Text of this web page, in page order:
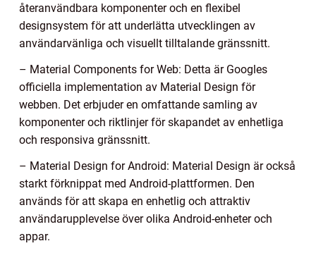
återanvändbara komponenter och en flexibel
designsystem för att underlätta utvecklingen av
användarvänliga och visuellt tilltalande gränssnitt.
– Material Components for Web: Detta är Googles
officiella implementation av Material Design för
webben. Det erbjuder en omfattande samling av
komponenter och riktlinjer för skapandet av enhetliga
och responsiva gränssnitt.
– Material Design for Android: Material Design är också
starkt förknippat med Android-plattformen. Den
används för att skapa en enhetlig och attraktiv
användarupplevelse över olika Android-enheter och
appar.